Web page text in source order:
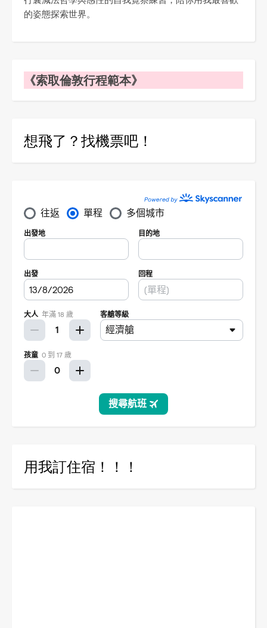
的姿態探索世界。
《索取倫敦行程範本》
想飛了？找機票吧！
用我訂住宿！！！